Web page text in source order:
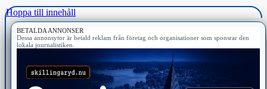
Hoppa till innehåll
BETALDA ANNONSER
Dessa annonsytor är betald reklam från företag och organisationer som sponsrar den
lokala journalistiken.